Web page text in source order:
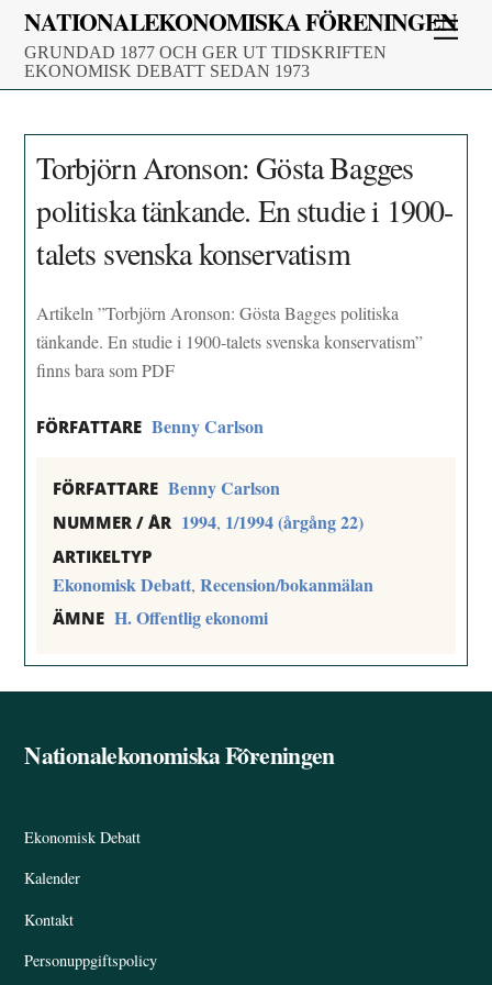
Skip
content
NATIONALEKONOMISKA FÖRENINGEN
GRUNDAD 1877 OCH GER UT TIDSKRIFTEN
EKONOMISK DEBATT SEDAN 1973
Torbjörn Aronson: Gösta Bagges
politiska tänkande. En studie i 1900-
talets svenska konservatism
Artikeln ”Torbjörn Aronson: Gösta Bagges politiska
tänkande. En studie i 1900-talets svenska konservatism”
finns bara som PDF
FÖRFATTARE Benny Carlson
FÖRFATTARE Benny Carlson
NUMMER / ÅR 1994, 1/1994 (årgång 22)
ARTIKELTYP
Ekonomisk Debatt,Recension/bokanmälan
ÄMNE H. Offentlig ekonomi
Back
Nationalekonomiska Föreningen
Ekonomisk Debatt
Kalender
Kontakt
Personuppgiftspolicy